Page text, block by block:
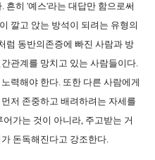
흔히 '예스'라는 대답만 함으로써
깔고 앉는 방석이 되려는 유형의
럼 동반의존증에 빠진 사람과 방
관계를 망치고 있는 사람들이다.
력해야 한다. 또한 다른 사람에게
저 존중하고 배려하려는 자세를
가는 것이 아니라, 주고받는 거
돈독해진다고 강조한다.